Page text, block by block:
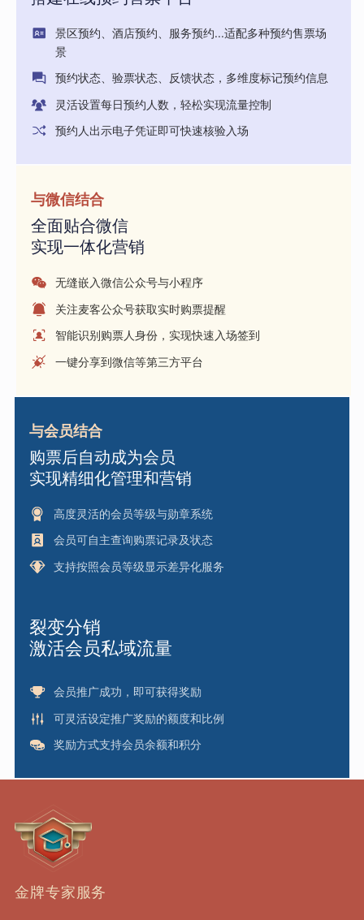
景区预约、酒店预约、服务预约...适配多种预约售票场
景
预约状态、验票状态、反馈状态，多维度标记预约信息
灵活设置每日预约人数，轻松实现流量控制
预约人出示电子凭证即可快速核验入场
与微信结合
全面贴合微信
实现一体化营销
无缝嵌入微信公众号与小程序
关注麦客公众号获取实时购票提醒
智能识别购票人身份，实现快速入场签到
一键分享到微信等第三方平台
与会员结合
购票后自动成为会员
实现精细化管理和营销
高度灵活的会员等级与勋章系统
会员可自主查询购票记录及状态
支持按照会员等级显示差异化服务
裂变分销
激活会员私域流量
会员推广成功，即可获得奖励
可灵活设定推广奖励的额度和比例
奖励方式支持会员余额和积分
金牌专家服务